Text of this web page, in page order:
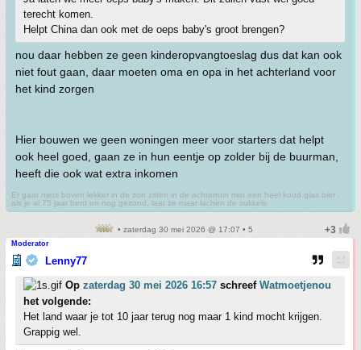
terecht komen.
Helpt China dan ook met de oeps baby's groot brengen?
nou daar hebben ze geen kinderopvangtoeslag dus dat kan ook
niet fout gaan, daar moeten oma en opa in het achterland voor
het kind zorgen
Hier bouwen we geen woningen meer voor starters dat helpt
ook heel goed, gaan ze in hun eentje op zolder bij de buurman,
heeft die ook wat extra inkomen
Er gaat niets boven lekker in de zon zitten in de achtertuin met een heel koud glas bier ,
als je al 75 jaar bent en nog gezond, laat ze maar lachen de sukkels
• zaterdag 30 mei 2026 @ 17:07 • 5
Moderator
Lenny77
Op zaterdag 30 mei 2026 16:57 schreef Watmoetjenou
het volgende:
Het land waar je tot 10 jaar terug nog maar 1 kind mocht krijgen.
Grappig wel.